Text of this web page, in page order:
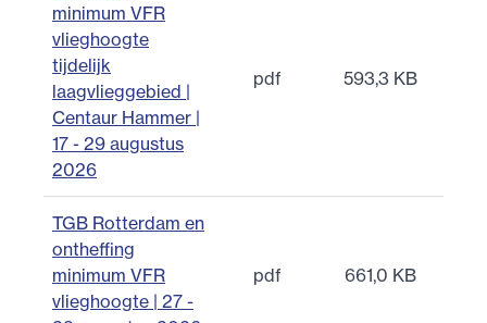
minimum VFR
vlieghoogte
tijdelijk
laagvlieggebied |
Centaur Hammer |
17 - 29 augustus
2026
pdf 593,3 KB
TGB Rotterdam en
ontheffing
minimum VFR
vlieghoogte | 27 -
pdf 661,0 KB